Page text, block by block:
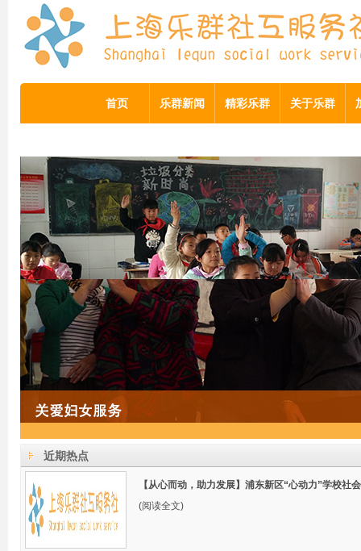
首页 乐群新闻 精彩乐群 关于乐群
近期热点
【从心而动，助力发展】浦东新区“心动力”学校社
(阅读全文)